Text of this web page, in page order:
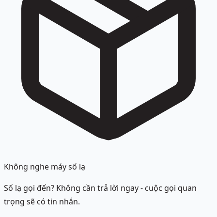
Không nghe máy số lạ
Số lạ gọi đến? Không cần trả lời ngay - cuộc gọi quan
trọng sẽ có tin nhắn.